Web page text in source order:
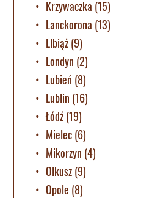
Krzywaczka (15)
Lanckorona (13)
LIbiąż(9)
Londyn (2)
Lubień (8)
Lublin (16)
Łódź(19)
Mielec(6)
Mikorzyn (4)
Olkusz(9)
Opole (8)